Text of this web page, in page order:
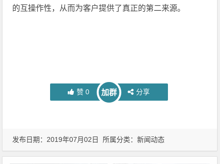
的互操作性，从而为客户提供了真正的第二来源。
赞 0 加群 分享
发布日期：2019年07月02日 所属分类：新闻动态